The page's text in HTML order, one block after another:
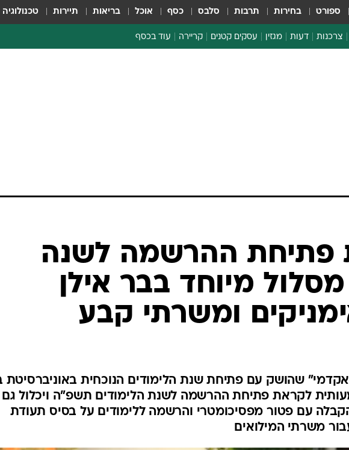
ספורט בחירות תרבות סלבס כסף אוכל בריאות תיירות טכנולוגיה
צרכנות דעות מגזין עסקים קטנים קריירה עוד בכסף
פתיחת ההרשמה לשנה
מיוחד בבר אילן
ומשרתי קבע
שהושק עם פתיחת שנת הלימודים הנוכחית באוניברסיטת
לקראת פתיחת ההרשמה לשנת הלימודים תשפ"ה ויכלול גם
עם פטור מפסיכומטרי והרשמה ללימודים על בסיס תעודת
משרתי המילואים